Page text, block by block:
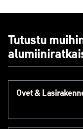
Tutustu
Ovet &